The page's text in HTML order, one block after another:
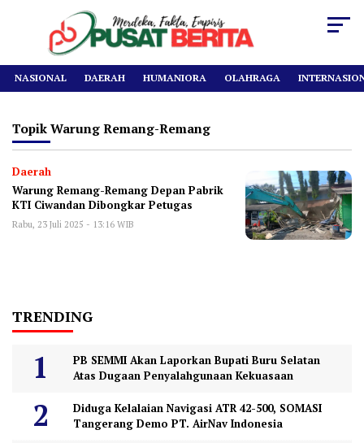
NASIONAL DAERAH HUMANIORA OLAHRAGA
Topik Warung Remang-Remang
Daerah
Warung Remang-Remang Depan Pabrik
KTI Ciwandan Dibongkar Petugas
Rabu, 23 Juli 2025 - 13:16 WIB
TRENDING
PB SEMMI Akan Laporkan Bupati Buru Selatan
Atas Dugaan Penyalahgunaan Kekuasaan
Diduga Kelalaian Navigasi ATR 42-500, SOMASI
Tangerang Demo PT. AirNav Indonesia